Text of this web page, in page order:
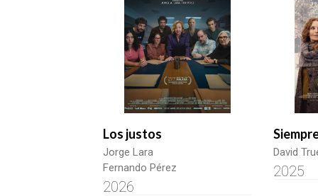
Los justos
Jorge Lara
Fernando Pérez
2026
David
2025